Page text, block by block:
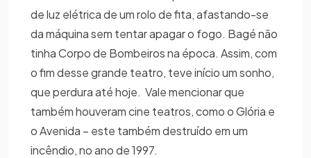
de luz elétrica de um rolo de fita, afastando-se
da máquina sem tentar apagar o fogo. Bagé não
tinha Corpo de Bombeiros na época. Assim, com
o fim desse grande teatro, teve início um sonho,
que perdura até hoje. Vale mencionar que
também houveram cine teatros, como o Glória e
o Avenida – este também destruído em um
incêndio, no ano de 1997.